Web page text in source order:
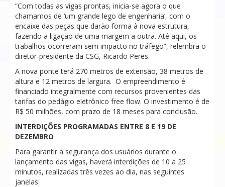
“Com todas as vigas prontas, inicia-se agora o que
chamamos de ‘um grande lego de engenharia’, com o
encaixe das peças que darão forma à nova estrutura,
fazendo a ligação de uma margem a outra. Até aqui, os
trabalhos ocorreram sem impacto no tráfego”, relembra o
diretor-presidente da CSG, Ricardo Peres.
A nova ponte terá 270 metros de extensão, 38 metros de
altura e 12 metros de largura. O empreendimento é
financiado integralmente com recursos provenientes das
tarifas do pedágio eletrônico free flow. O investimento é de
R$ 50 milhões, com prazo de 18 meses para conclusão.
INTERDIÇÕES PROGRAMADAS ENTRE 8 E 19 DE
DEZEMBRO
Para garantir a segurança dos usuários durante o
lançamento das vigas, haverá interdições de 10 a 25
minutos, realizadas três vezes ao dia, nas seguintes
janelas: